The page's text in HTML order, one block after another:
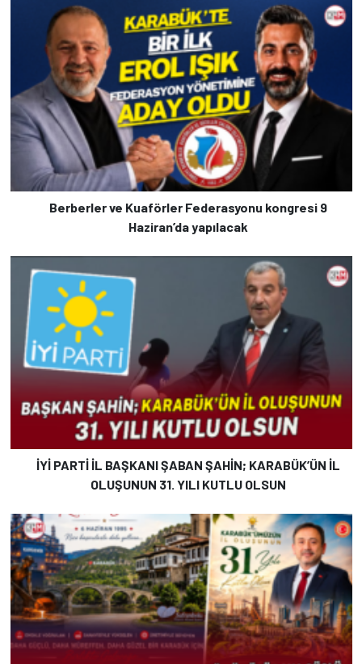
Berberler ve Kuaförler Federasyonu kongresi 9
Haziran’da yapılacak
İYİ PARTİ İL BAŞKANI ŞABAN ŞAHİN; KARABÜK’ÜN İL
OLUŞUNUN 31. YILI KUTLU OLSUN